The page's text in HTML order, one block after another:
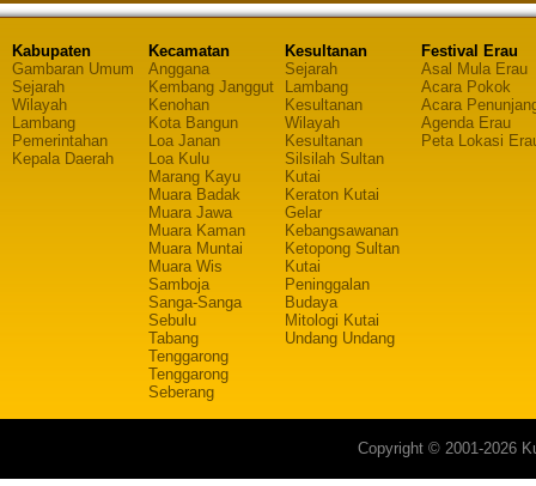
Kabupaten
Gambaran Umum
Sejarah
Wilayah
Lambang
Pemerintahan
Kepala Daerah
Kecamatan
Anggana
Kembang Janggut
Kenohan
Kota Bangun
Loa Janan
Loa Kulu
Marang Kayu
Muara Badak
Muara Jawa
Muara Kaman
Muara Muntai
Muara Wis
Samboja
Sanga-Sanga
Sebulu
Tabang
Tenggarong
Tenggarong
Seberang
Kesultanan
Sejarah
Lambang
Kesultanan
Wilayah
Kesultanan
Silsilah Sultan
Kutai
Keraton Kutai
Gelar
Kebangsawanan
Ketopong Sultan
Kutai
Peninggalan
Budaya
Mitologi Kutai
Undang Undang
Festival Erau
Asal Mula Erau
Acara Pokok
Acara
Agenda Erau
Peta Lokasi
Copyright © 2001-2026